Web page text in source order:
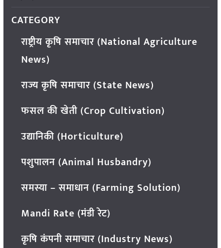
CATEGORY
राष्ट्रीय कृषि समाचार (National Agriculture
News)
राज्य कृषि समाचार (State News)
फसल की खेती (Crop Cultivation)
उद्यानिकी (Horticulture)
पशुपालन (Animal Husbandry)
समस्या – समाधान (Farming Solution)
Mandi Rate (मंडी रेट)
कृषि कंपनी समाचार (Industry News)